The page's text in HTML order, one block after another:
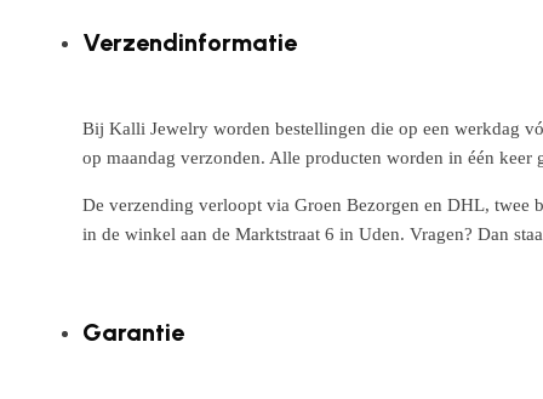
Verzendinformatie
Bij Kalli Jewelry worden bestellingen die op een werkdag
op maandag verzonden. Alle producten worden in één
De verzending verloopt via Groen Bezorgen en DHL, twee
in de winkel aan de Marktstraat 6 in Uden. Vragen? Dan
Garantie